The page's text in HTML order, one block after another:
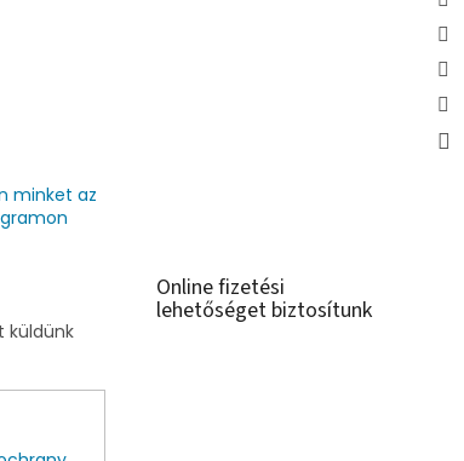
minket az
küldünk
Online fizetési
lehetőséget biztosítunk